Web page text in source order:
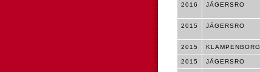
2016 JÄGERSRO
2015 JÄGERSRO
2015 KLAMPENBORG
2015 JÄGERSRO